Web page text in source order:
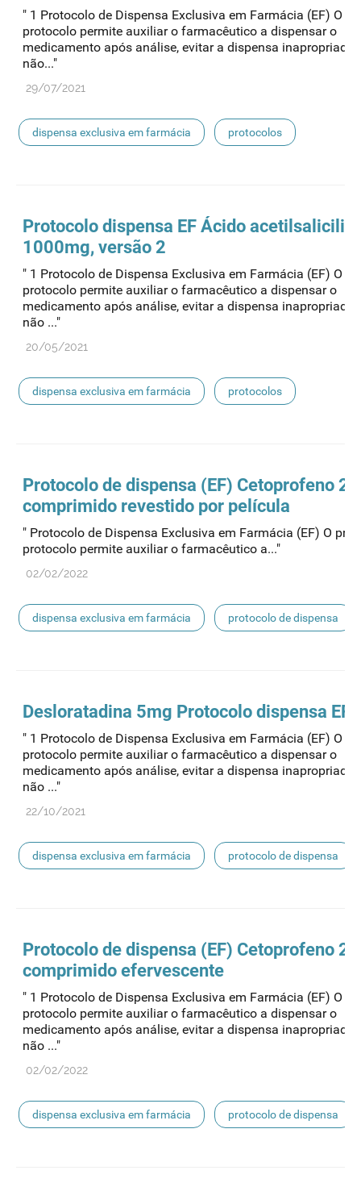
" 1 Protocolo de Dispensa Exclusiva em Farmácia (EF) O
protocolo permite auxiliar o farmacêutico a dispensar o
medicamento após análise, evitar a dispensa inapropriada
não..."
29/07/2021
dispensa exclusiva em farmácia protocolos
Protocolo dispensa EF Ácido
1000mg, versão 2
" 1 Protocolo de Dispensa Exclusiva em Farmácia (EF) O
protocolo permite auxiliar o farmacêutico a dispensar o
medicamento após análise, evitar a dispensa inapropriada
não ..."
20/05/2021
dispensa exclusiva em farmácia protocolos
Protocolo de dispensa (EF) Cetoprofeno
comprimido revestido por película
" Protocolo de Dispensa Exclusiva em Farmácia (EF) O
protocolo permite auxiliar o farmacêutico a..."
02/02/2022
dispensa exclusiva em farmácia protocolo de dispensa
Desloratadina 5mg Protocolo dispensa EF
" 1 Protocolo de Dispensa Exclusiva em Farmácia (EF) O
protocolo permite auxiliar o farmacêutico a dispensar o
medicamento após análise, evitar a dispensa inapropriada
não ..."
22/10/2021
dispensa exclusiva em farmácia protocolo de dispensa
Protocolo de dispensa (EF) Cetoprofeno
comprimido efervescente
" 1 Protocolo de Dispensa Exclusiva em Farmácia (EF) O
protocolo permite auxiliar o farmacêutico a dispensar o
medicamento após análise, evitar a dispensa inapropriada
não ..."
02/02/2022
dispensa exclusiva em farmácia protocolo de dispensa